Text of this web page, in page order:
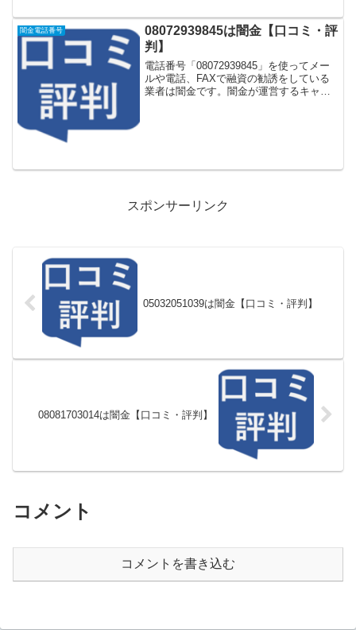
闇金電話番号
08072939845は闇金【口コミ・評
判】
電話番号「08072939845」を使ってメー
ルや電話、FAXで融資の勧誘をしている
業者は闇金です。闇金が運営するキャッ
スポンサーリンク
05032051039は闇金【口コミ・評判】
08081703014は闇金【口コミ・評判】
コメント
コメントを書き込む